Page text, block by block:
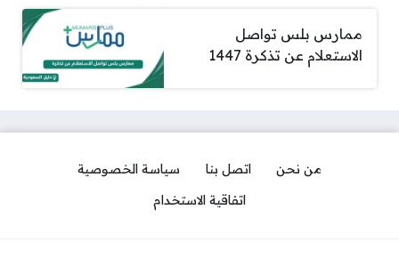
ممارس بلس تواصل
الاستعلام عن تذكرة 1447
من نحن اتصل بنا
سياسة الخصوصية
اتفاقية الاستخدام